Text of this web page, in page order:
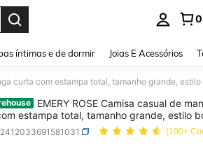
0
íntimas e de dormir Joias E Acessórios
EMERY ROSE Camisa casual de
estampa total, tamanho grande, estilo
no verão e primavera. Ideal para
na primavera.
(100+